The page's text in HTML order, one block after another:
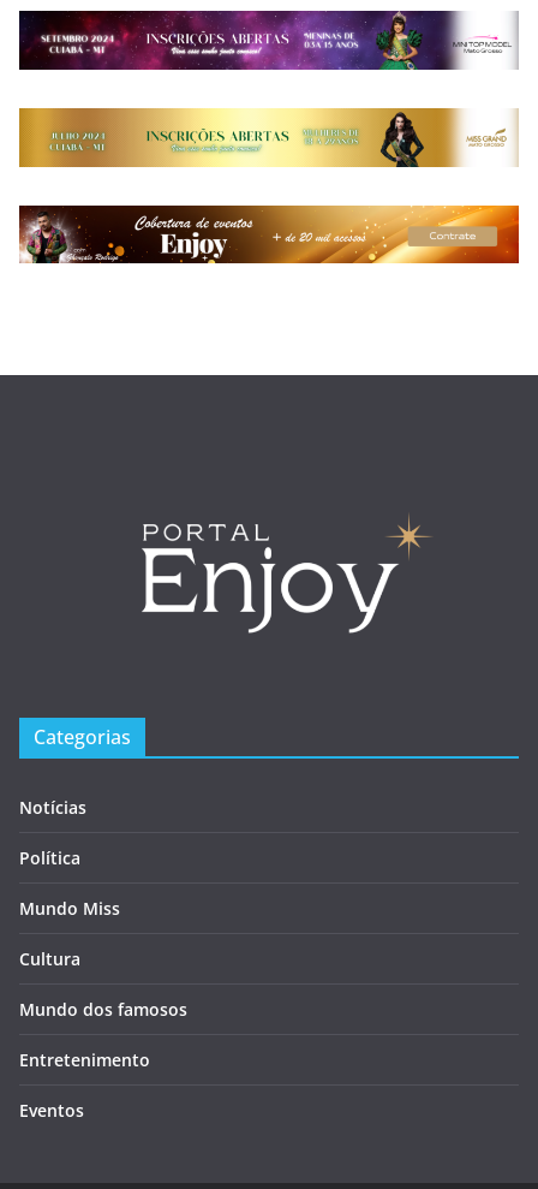
Categorias
Notícias
Política
Mundo Miss
Cultura
Mundo dos famosos
Entretenimento
Eventos